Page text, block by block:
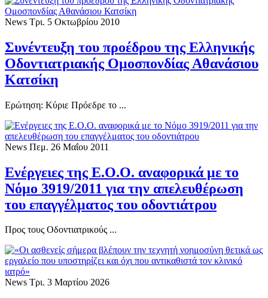
News Τρι. 5 Οκτωβρίου 2010
Συνέντευξη του προέδρου της Ελληνικής
Οδοντιατριακής Ομοσπονδίας Αθανάσιου
Κατσίκη
Ερώτηση: Κύριε Πρόεδρε το ...
News Πεμ. 26 Μαΐου 2011
Ενέργειες της Ε.Ο.Ο. αναφορικά με το
Νόμο 3919/2011 για την απελευθέρωση
του επαγγέλματος του οδοντιάτρου
Προς τους Οδοντιατρικούς ...
News Τρι. 3 Μαρτίου 2026